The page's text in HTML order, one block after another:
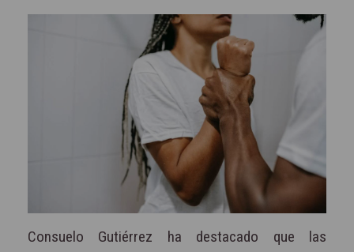
Consuelo Gutiérrez ha destacado que las